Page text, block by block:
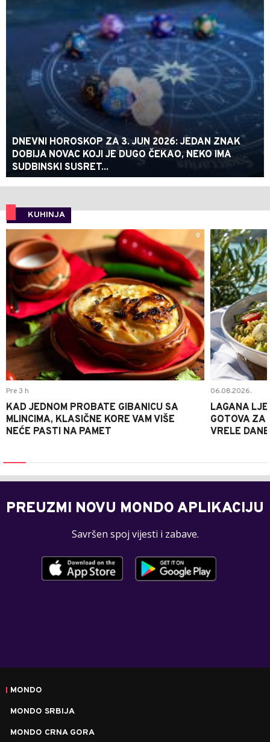
DNEVNI HOROSKOP ZA 3. JUN 2026: JEDAN ZNAK
DOBIJA NOVAC KOJI JE DUGO ČEKAO, NEKO IMA
SUDBINSKI SUSRET...
KUHINJA
0
Pre 3 h
KAD JEDNOM PROBATE GIBANICU SA
MLINCIMA, KLASIČNE KORE VAM VIŠE
NEĆE PASTI NA PAMET
06.08.2026.
LAGANA
GOTOVA ZA
VRELE DANE
PREUZMI NOVU MONDO APLIKACIJU
Savršen spoj vijesti i zabave.
MONDO
MONDO SRBIJA
MONDO CRNA GORA